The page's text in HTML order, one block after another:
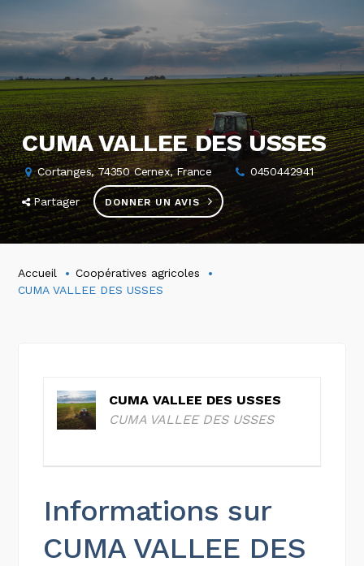
CUMA VALLEE DES USSES
Cortanges, 74350 Cernex, France 0450442941
Partager DONNER UN AVIS
Accueil
Coopératives agricoles
CUMA VALLEE DES USSES
CUMA VALLEE DES USSES
CUMA VALLEE DES USSES
Informations sur
CUMA VALLEE DES